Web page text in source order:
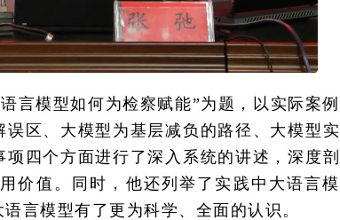
言模型如何为检察赋能”为题，以实际案例
区、大模型为基层减负的路径、大模型实
四个方面进行了深入系统的讲述，深度剖
价值。同时，他还列举了实践中大语言模
言模型有了更为科学、全面的认识。